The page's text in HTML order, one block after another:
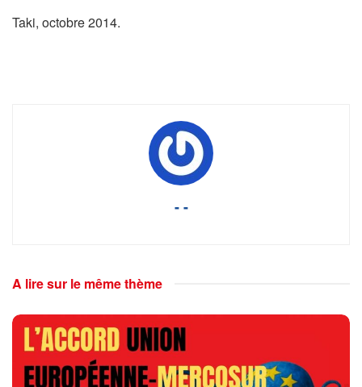
Taki, octobre 2014.
- -
A lire sur le même thème